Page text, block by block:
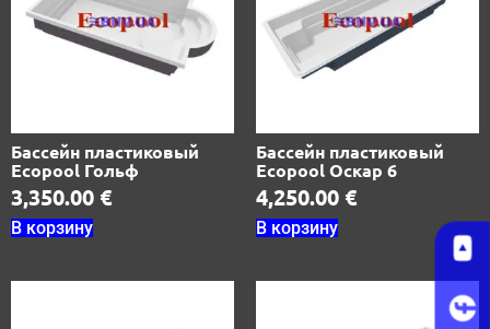
Бассейн пластиковый
Ecopool Гольф
3,350.00 €
В корзину
Бассейн пластиковый
Ecopool Оскар 6
4,250.00 €
В корзину